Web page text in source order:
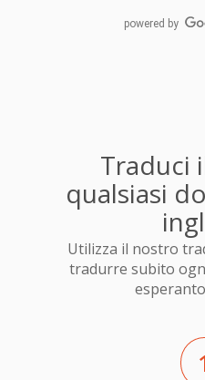
powered by
Traduci
qualsiasi
Utilizza il nostro
tradurre subito